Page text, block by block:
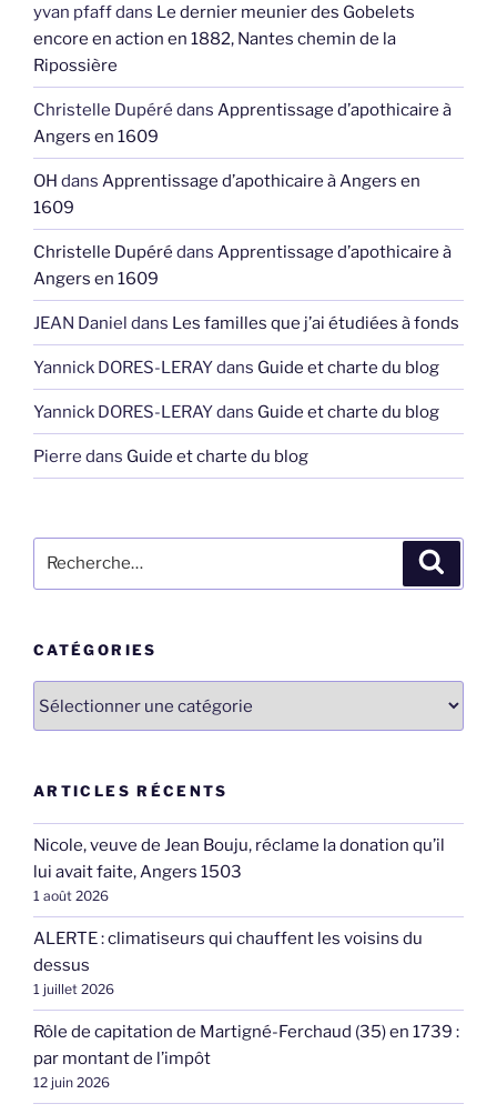
yvan pfaffdans Le dernier meunier des Gobelets
encore en action en 1882, Nantes chemin de la
Ripossière
Christelle Dupéré dans Apprentissage d’apothicaire à
Angers en 1609
OH dans Apprentissage d’apothicaire à Angers en
1609
Christelle Dupéré dans Apprentissage d’apothicaire à
Angers en 1609
JEAN Daniel dans Les familles que j’ai étudiées à fonds
Yannick DORES-LERAYdans Guide et charte du blog
Yannick DORES-LERAYdans Guide et charte du blog
Pierre dans Guide et charte du blog
pour
CATÉGORIES
ARTICLES RÉCENTS
Nicole, veuve de Jean Bouju, réclame la donation qu’il
lui avait faite, Angers 1503
1 août 2026
ALERTE : climatiseurs qui chauffent les voisins du
dessus
1 juillet 2026
Rôle de capitation de Martigné-Ferchaud (35) en 1739 :
par montant de l’impôt
12 juin 2026